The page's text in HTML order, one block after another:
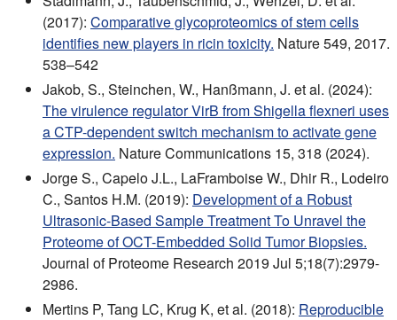
(2017): Comparative glycoproteomics of stem cells
identifies new players in ricin toxicity. Nature 549, 2017.
538–542
Jakob, S., Steinchen, W., Hanßmann, J. et al. (2024):
The virulence regulator VirB from Shigella flexneri uses
a CTP-dependent switch mechanism to activate gene
expression. Nature Communications 15, 318 (2024).
Jorge S., Capelo J.L., LaFramboise W., Dhir R., Lodeiro
C., Santos H.M. (2019): Development of a Robust
Ultrasonic-Based Sample Treatment To Unravel the
Proteome of OCT-Embedded Solid Tumor Biopsies.
Journal of Proteome Research 2019 Jul 5;18(7):2979-
2986.
Mertins P, Tang LC, Krug K, et al. (2018): Reproducible